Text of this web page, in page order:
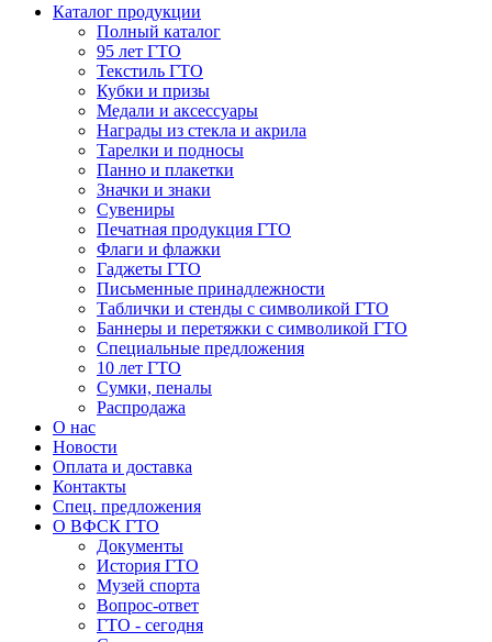
Каталог продукции
Полный каталог
95 лет ГТО
Текстиль ГТО
Кубки и призы
Медали и аксессуары
Награды из стекла и акрила
Тарелки и подносы
Панно и плакетки
Значки и знаки
Сувениры
Печатная продукция ГТО
Флаги и флажки
Гаджеты ГТО
Письменные принадлежности
Таблички и стенды с символикой ГТО
Баннеры и перетяжки с символикой ГТО
Специальные предложения
10 лет ГТО
Сумки, пеналы
Распродажа
О нас
Новости
Оплата и доставка
Контакты
Спец. предложения
О ВФСК ГТО
Документы
История ГТО
Музей спорта
Вопрос-ответ
ГТО - сегодня